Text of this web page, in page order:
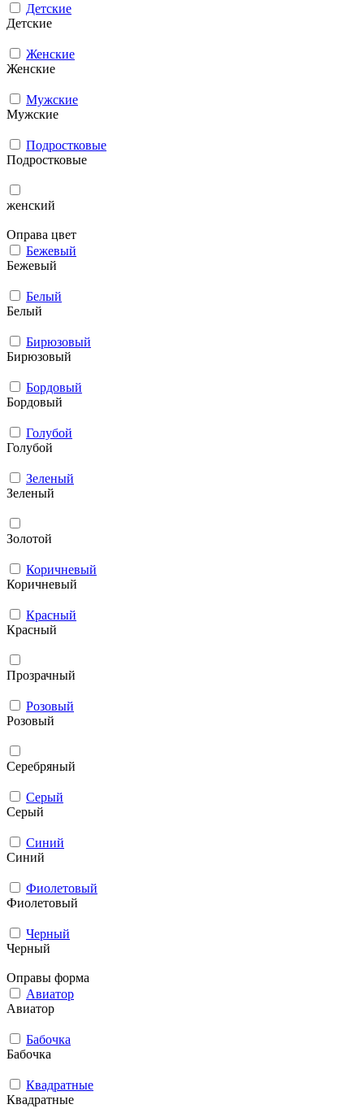
Детские
Детские
Женские
Женские
Мужcкие
Мужcкие
Подростковые
Подростковые
женский
Оправа цвет
Бежевый
Бежевый
Белый
Белый
Бирюзовый
Бирюзовый
Бордовый
Бордовый
Голубой
Голубой
Зеленый
Зеленый
Золотой
Коричневый
Коричневый
Красный
Красный
Прозрачный
Розовый
Розовый
Серебряный
Серый
Серый
Синий
Синий
Фиолетовый
Фиолетовый
Черный
Черный
Оправы форма
Авиатор
Авиатор
Бабочка
Бабочка
Квадратные
Квадратные